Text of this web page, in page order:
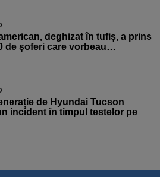
deghizat în tufiș, a prins
de șoferi care vorbeau…
de Hyundai Tucson
incident în timpul testelor pe